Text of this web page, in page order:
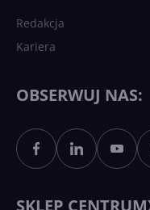
Redakcja
Kariera
OBSERWUJ NAS:
SKLEP